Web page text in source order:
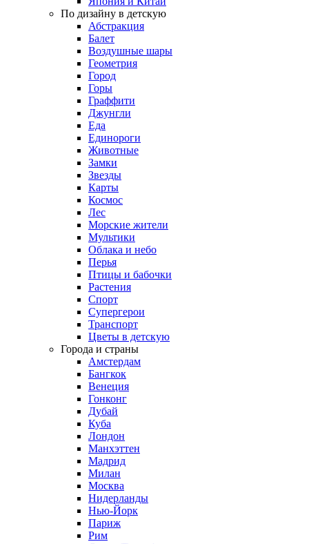
По дизайну в детскую
Абстракция
Балет
Воздушные шары
Геометрия
Город
Горы
Граффити
Джунгли
Еда
Единороги
Животные
Замки
Звезды
Карты
Космос
Лес
Морские жители
Мультики
Облака и небо
Перья
Птицы и бабочки
Растения
Спорт
Супергерои
Транспорт
Цветы в детскую
Города и страны
Амстердам
Бангкок
Венеция
Гонконг
Дубай
Куба
Лондон
Манхэттен
Мадрид
Милан
Москва
Нидерланды
Нью-Йорк
Париж
Рим